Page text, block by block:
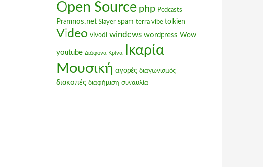
Open Source php Podcasts
Pramnos.net Slayer spam terra vibe tolkien
Video vivodi windows wordpress Wow
youtube Διάφανα Κρίνα Ικαρία
Μουσική αγορές διαγωνισμός
διακοπές διαφήμιση συναυλία